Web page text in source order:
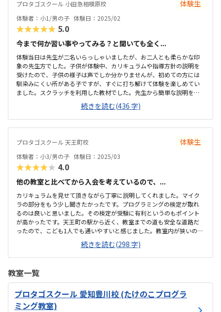
プロタゴスクール 小田急相模原校 体験生
体験者：小1/男の子 体験日：2025/02
★★★★★ 5.0
今まで何か習い事やってみる？と聞いても全く...
体験当日は先生が二名いらっしゃいましたが、お二人とも柔らかな印
象の先生方でした。子供が体験中、カリキュラムや指導方針の説明を
受けたので、子供の様子は声でしか分かりませんが、初めての方には
馴染みにくい所がある子ですが、すぐに打ち解けて体験を楽しめてい
ました。スクラッチを利用した教材でした。先生から簡単な説明を受
けこれなら子供も楽しんで取組めそうと思いました。マイクラの教材
もありましたが、それをやるには、その他の教材を全て終わらせてか
ら等ルール決めもしっかりましました。駅近にあり通いやすい立地に
あると思います。自宅から自転車で行くには少し距離がある為、電車
教室内は入口で靴を脱ぎました。室内は綺麗で整理整頓されていまし
た。ビギナー、ベーシック、アドバンスのコースによって料金が違い
ました。もう少しするかもと思っていたので許容範囲で...
続きを読む(436 字)
プロタゴスクール 天王町校 体験生
体験者：小3/男の子 体験日：2025/03
★★★★★ 4.0
他の教室と比べてから入会を考えているので、...
カリキュラムを見せて頂きながら丁寧に説明してくれました。マイク
ラの部分をもう少し聞きたかったです。プログラミングの検定が取れ
るのは良いと思いました。その検定が受験に有利というのもポイント
が高かったです。天王町の駅から近く、教室までの道も安全な道路だ
ったので、こども1人でも通いやすいと感じました。教室内が狭いのが
気になりました。でもパソコンは画面がキレイで大きくて見やすくて
良いと感じました。他に見学に行った教室は月額29000円だったため
（個別）、その価格に比べたら安いと感じました。親として1番ポイン
が丁寧だったと言ってました。
続きを読む(298 字)
教室一覧
プロタゴスクール 愛知豊川校 (たけのこプログラ
ミング教室)